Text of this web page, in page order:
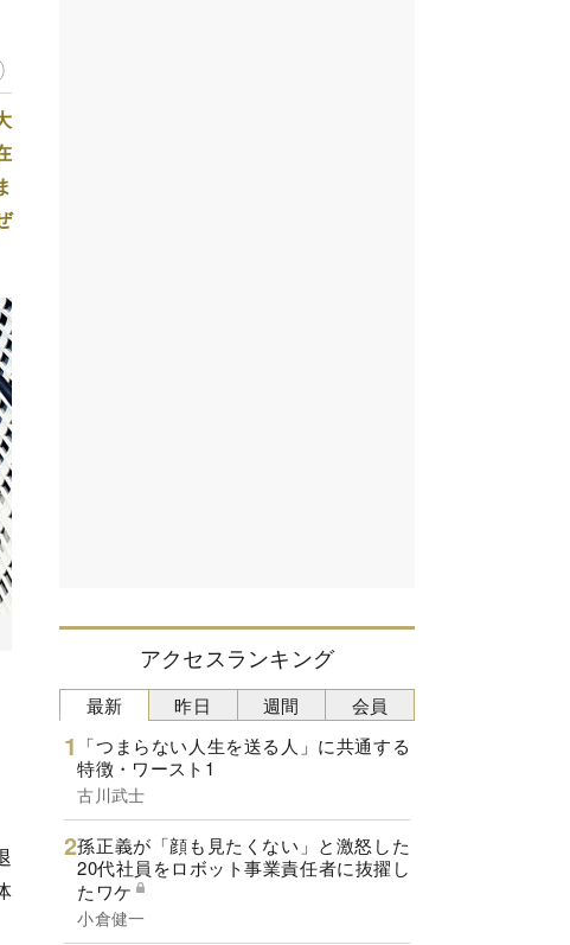
アクセスランキング
最新
「つまらない人生を送る人」に共通する
特徴・ワースト1
古川武士
孫正義が「顔も見たくない」と激怒した
20代社員をロボット事業責任者に抜擢し
たワケ
小倉健一
昨日 週間 会員